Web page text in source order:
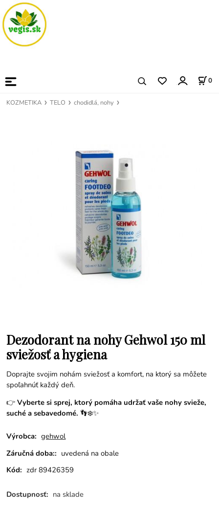
0
KOZMETIKA TELO chodidlá, nohy
Dezodorant na nohy Gehwol 150 ml
sviežosť a hygiena
Doprajte svojim nohám sviežosť a komfort, na ktorý sa môžete
spoľahnúť každý deň.
👉Vyberte si sprej, ktorý pomáha udržať vaše nohy svieže,
suché a sebavedomé. 👣❄️✨
Výrobca: gehwol
Záručná doba:: uvedená na obale
Kód: zdr 89426359
Dostupnosť: na sklade